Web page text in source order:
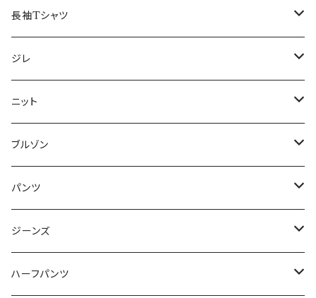
50/XL～
48/L
50/XL～
46/M
48/L
50/XL～
～44/S
46/M
48/L
50/XL～
長袖Tシャツ
～44/S
46/M
48/L
50/XL～
ジレ
～44/S
46/M
48/L
50/XL～
ニット
～44/S
46/M
48/L
50/XL～
ブルゾン
～44/S
46/M
48/L
パンツ
～44/S
46/M
ジーンズ
～44/S
ハーフパンツ